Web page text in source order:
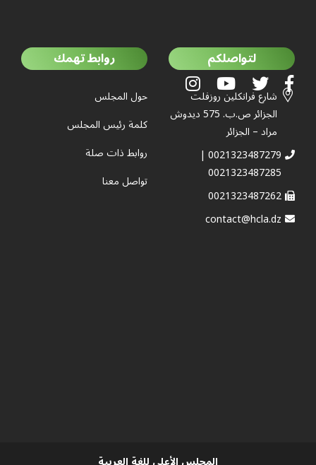
لتواصلكم
شارع فرانكلين روزفلت
الجزائر ص.ب. 575 ديدوش
مراد – الجزائر
0021323487279 |
0021323487285
0021323487262
contact@hcla.dz
روابط تهمك
حول المجلس
كلمة رئيس المجلس
روابط ذات صلة
تواصل معنا